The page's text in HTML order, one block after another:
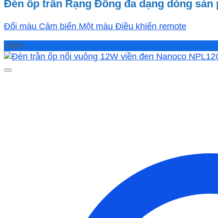
Đèn ốp trần Rạng Đông đa dạng dòng sản
Đổi màu Cảm biến Một màu Điều khiển remote
-45%